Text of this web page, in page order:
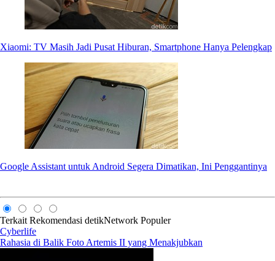
Xiaomi: TV Masih Jadi Pusat Hiburan, Smartphone Hanya Pelengkap
Google Assistant untuk Android Segera Dimatikan, Ini Penggantinya
Terkait Rekomendasi detikNetwork Populer
Cyberlife
Rahasia di Balik Foto Artemis II yang Menakjubkan